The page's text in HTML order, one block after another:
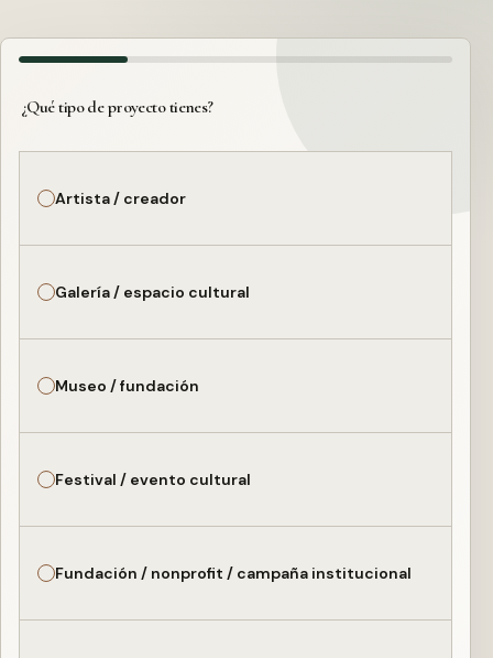
¿Qué tipo de proyecto tienes?
Artista / creador
Galería / espacio cultural
Museo / fundación
Festival / evento cultural
Fundación / nonprofit / campaña institucional